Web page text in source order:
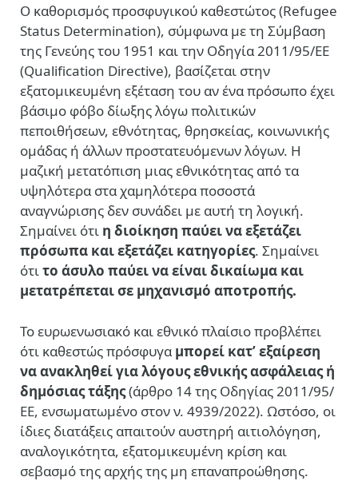
Ο καθορισμός προσφυγικού καθεστώτος (Refugee
Status Determination), σύμφωνα με τη Σύμβαση
της Γενεύης του 1951 και την Οδηγία 2011/95/ΕΕ
(Qualification Directive), βασίζεται στην
εξατομικευμένη εξέταση του αν ένα πρόσωπο έχει
βάσιμο φόβο δίωξης λόγω πολιτικών
πεποιθήσεων, εθνότητας, θρησκείας, κοινωνικής
ομάδας ή άλλων προστατευόμενων λόγων. Η
μαζική μετατόπιση μιας εθνικότητας από τα
υψηλότερα στα χαμηλότερα ποσοστά
αναγνώρισης δεν συνάδει με αυτή τη λογική.
Σημαίνει ότι η διοίκηση παύει να εξετάζει
πρόσωπα και εξετάζει κατηγορίες. Σημαίνει
ότιτο άσυλο παύει να είναι δικαίωμα και
μετατρέπεται σε μηχανισμό αποτροπής.
Το ευρωενωσιακό και εθνικό πλαίσιο προβλέπει
ότι καθεστώς πρόσφυγαμπορεί κατ’ εξαίρεση
να ανακληθεί για λόγους εθνικής ασφάλειας ή
δημόσιας τάξης(άρθρο 14 της Οδηγίας 2011/95/
ΕΕ, ενσωματωμένο στον ν. 4939/2022). Ωστόσο, οι
ίδιες διατάξεις απαιτούν αυστηρή αιτιολόγηση,
αναλογικότητα, εξατομικευμένη κρίση και
σεβασμό της αρχής της μη επαναπροώθησης.